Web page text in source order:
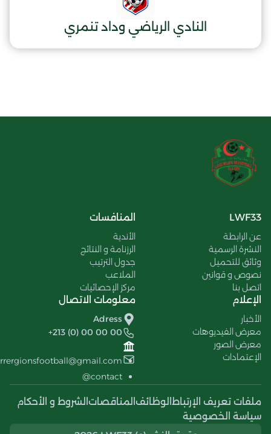
النادي الرياضي وداد تنمري
LWF33
عن الرابطة
النشرة الرسمية
وثائق للتحميل
نصوص و قوانين
اتصل بنا
المنافسات
الأندية
الرزنامة و النتائج
جدول الترتيب
الملاعب
مركز الإحصائيات
الإعلام
الأخبار
معرض الفيديوهات
معرض الصور
الإعتمادات
معلومات الاتصال
Adress
+213 (0) 00 00 00
contact@
ملفات تعريف الإرتباط الوظائف المناقصات الشروط و الأحكام
سياسة الخصوصية